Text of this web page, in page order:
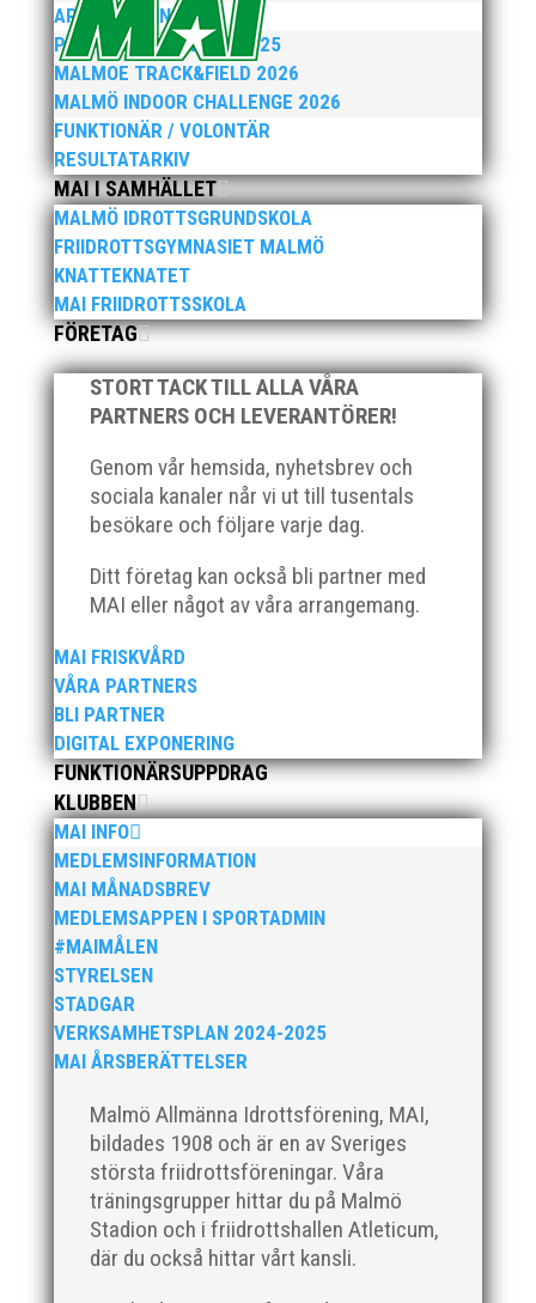
ARENATÄVLINGAR
PEPPARKAKSSPELEN 2025
MALMOE TRACK&FIELD 2026
MALMÖ INDOOR CHALLENGE 2026
FUNKTIONÄR / VOLONTÄR
RESULTATARKIV
MAI I SAMHÄLLET
MALMÖ IDROTTSGRUNDSKOLA
FRIIDROTTSGYMNASIET MALMÖ
KNATTEKNATET
MAI FRIIDROTTSSKOLA
FÖRETAG
STORT TACK TILL ALLA VÅRA
PARTNERS OCH LEVERANTÖRER!
Genom vår hemsida, nyhetsbrev och
sociala kanaler når vi ut till tusentals
besökare och följare varje dag.
Ditt företag kan också bli partner med
MAI eller något av våra arrangemang.
MAI FRISKVÅRD
VÅRA PARTNERS
BLI PARTNER
DIGITAL EXPONERING
FUNKTIONÄRSUPPDRAG
KLUBBEN
MAI INFO
MEDLEMSINFORMATION
MAI MÅNADSBREV
MEDLEMSAPPEN I SPORTADMIN
#MAIMÅLEN
STYRELSEN
STADGAR
VERKSAMHETSPLAN 2024-2025
MAI ÅRSBERÄTTELSER
Malmö Allmänna Idrottsförening, MAI,
bildades 1908 och är en av Sveriges
största friidrottsföreningar. Våra
träningsgrupper hittar du på Malmö
Stadion och i friidrottshallen Atleticum,
där du också hittar vårt kansli.
Efter att årsmötet avslutats följde en kväll med
stipendieutdelning, mat och underhållning.
Bilder från denna del hittar ni i länken nedan.
Stort tack till Bengt Bendéus som möjliggjorde
och generöst finansierade denna del av
kvällen. Fler bilder från MAI:s Årsmöte...
2025 innebar något av ett internationellt
Petersson. Året gav svenskt rekord, EM-silver
inomhus, dessutom sexa på VM inomhus och
elva på VM ute i somras. Och en stark tro på
mycket hänt...
När Friidrottssverige samlades för fest gick en
av utmärkelserna till MAI och Kalvinknatet –
Lasses skötebarn i alla år. MAI-delegationen
fick ta emot priset ”Årets pulshöjare”, och
bland annat fanns ordförande Fredrik Wennolf
på plats för att ta emot hyllningarna. –...
Som traditionen bjuder så var vi ett helt gäng
löpare från MAI RUNNERS som sprang det